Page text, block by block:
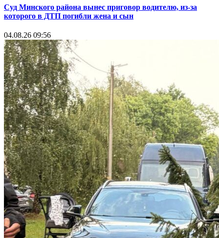
Суд Минского района вынес приговор водителю, из-за
которого в ДТП погибли жена и сын
04.08.26 09:56